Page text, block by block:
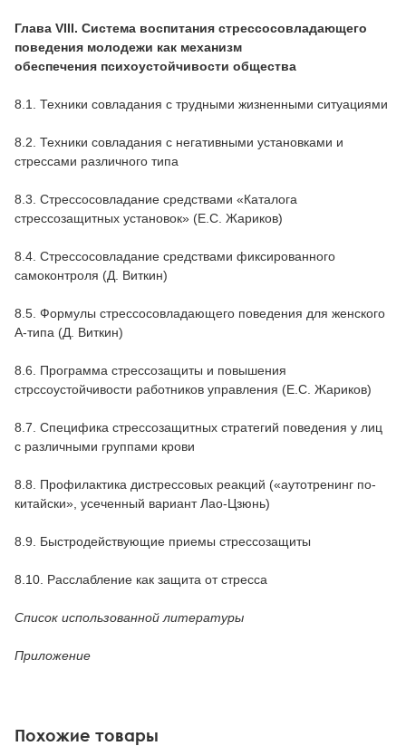
Глава VIII. Система воспитания стрессосовладающего
поведения молодежи как механизм
обеспечения психоустойчивости общества
8.1. Техники совладания с трудными жизненными ситуациями
8.2. Техники совладания с негативными установками и
стрессами различного типа
8.3. Стрессосовладание средствами «Каталога
стрессозащитных установок» (Е.С. Жариков)
8.4. Стрессосовладание средствами фиксированного
самоконтроля (Д. Виткин)
8.5. Формулы стрессосовладающего поведения для женского
A-типа (Д. Виткин)
8.6. Программа стрессозащиты и повышения
стрссоустойчивости работников управления (Е.С. Жариков)
8.7. Специфика стрессозащитных стратегий поведения у лиц
с различными группами крови
8.8. Профилактика дистрессовых реакций («аутотренинг по-
китайски», усеченный вариант Лао-Цзюнь)
8.9. Быстродействующие приемы стрессозащиты
8.10. Расслабление как защита от стресса
Список использованной литературы
Приложение
Похожие товары